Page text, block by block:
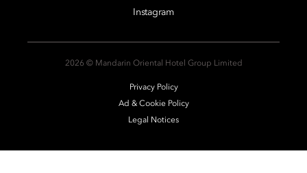
Instagram
2026 © Mandarin Oriental Hotel Group Limited
Privacy Policy
Ad & Cookie Policy
Legal Notices